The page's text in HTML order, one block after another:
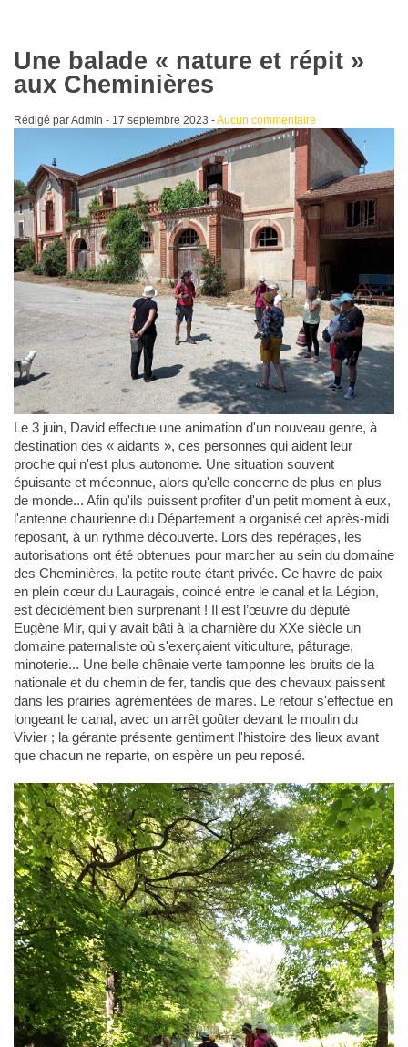
Une balade « nature et répit »
aux Cheminières
Rédigé par Admin - 17 septembre 2023 -Aucun commentaire
Le 3 juin, David effectue une animation d'un nouveau genre, à
destination des « aidants », ces personnes qui aident leur
proche qui n'est plus autonome. Une situation souvent
épuisante et méconnue, alors qu'elle concerne de plus en plus
de monde... Afin qu'ils puissent profiter d'un petit moment à eux,
l'antenne chaurienne du Département a organisé cet après-midi
reposant, à un rythme découverte. Lors des repérages, les
autorisations ont été obtenues pour marcher au sein du domaine
des Cheminières, la petite route étant privée. Ce havre de paix
en plein cœur du Lauragais, coincé entre le canal et la Légion,
est décidément bien surprenant ! Il est l’œuvre du député
Eugène Mir, qui y avait bâti à la charnière du XXe siècle un
domaine paternaliste où s'exerçaient viticulture, pâturage,
minoterie... Une belle chênaie verte tamponne les bruits de la
nationale et du chemin de fer, tandis que des chevaux paissent
dans les prairies agrémentées de mares. Le retour s'effectue en
longeant le canal, avec un arrêt goûter devant le moulin du
Vivier ; la gérante présente gentiment l'histoire des lieux avant
que chacun ne reparte, on espère un peu reposé.